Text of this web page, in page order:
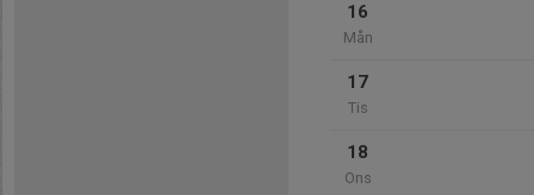
16
Mån
17
Tis
18
Ons